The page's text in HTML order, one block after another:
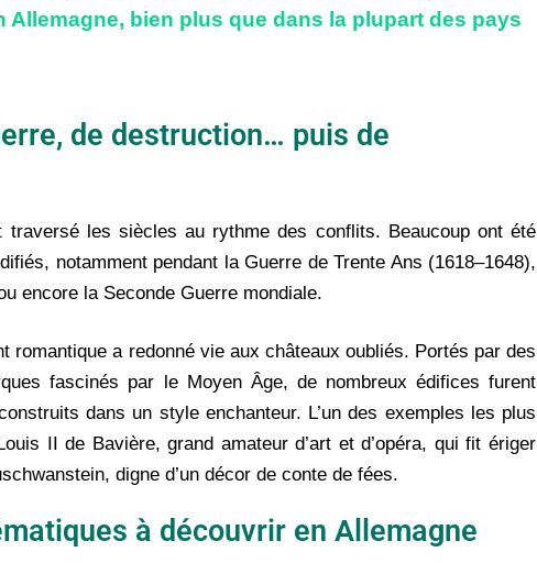
Allemagne, bien plus que dans la plupart des pays
de destruction… puis de
traversé les siècles au rythme des conflits. Beaucoup ont été
notamment pendant la Guerre de Trente Ans (1618–1648),
encore la Seconde Guerre mondiale.
romantique a redonné vie aux châteaux oubliés. Portés par des
fascinés par le Moyen Âge, de nombreux édifices furent
dans un style enchanteur. L’un des exemples les plus
II de Bavière, grand amateur d’art et d’opéra, qui fit ériger
digne d’un décor de conte de fées.
à découvrir en Allemagne